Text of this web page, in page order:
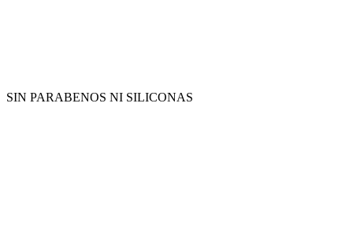
SIN PARABENOS NI SILICONAS